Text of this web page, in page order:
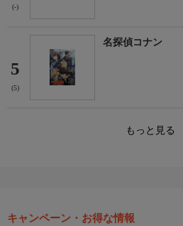
(-)
5
(5)
名探偵コナン
もっと見る
キャンペーン・お得な情報